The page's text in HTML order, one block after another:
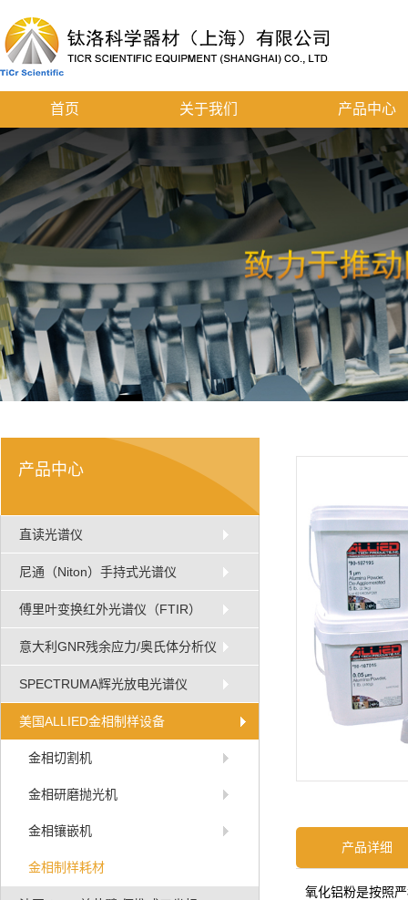
首页 关于我们 产品中心
产品中心
直读光谱仪
尼通（Niton）手持式光谱仪
傅里叶变换红外光谱仪（FTIR）
意大利GNR残余应力/奥氏体分析仪
SPECTRUMA辉光放电光谱仪
美国ALLIED金相制样设备
金相切割机
金相研磨抛光机
金相镶嵌机
金相制样耗材
产品详细
氧化铝粉是按照